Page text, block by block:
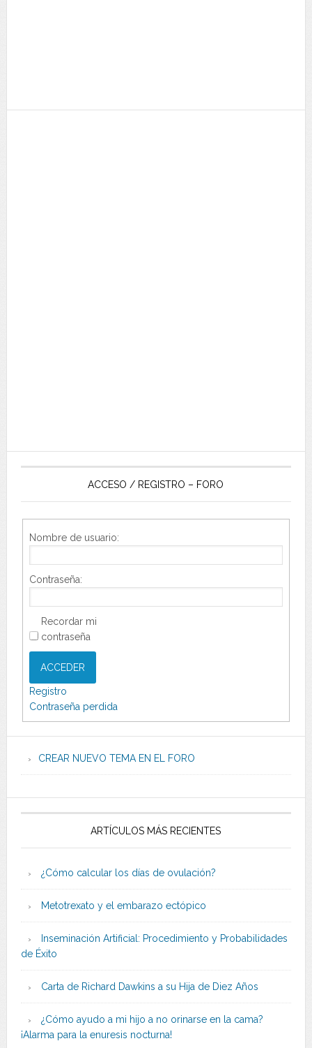
ACCESO / REGISTRO – FORO
Nombre de usuario:
Contraseña:
Recordar mi
contraseña
ACCEDER
Registro
Contraseña perdida
CREAR NUEVO TEMA EN EL FORO
ARTÍCULOS MÁS RECIENTES
¿Cómo calcular los días de ovulación?
Metotrexato y el embarazo ectópico
Inseminación Artificial: Procedimiento y Probabilidades
de Éxito
Carta de Richard Dawkins a su Hija de Diez Años
¿Cómo ayudo a mi hijo a no orinarse en la cama?
¡Alarma para la enuresis nocturna!